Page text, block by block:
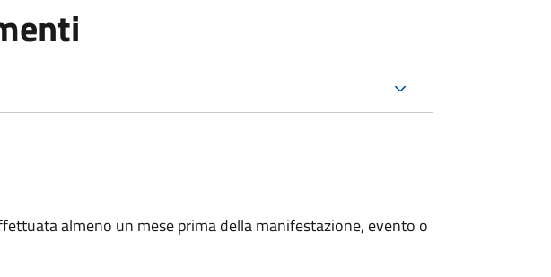
almeno un mese prima della manifestazione, evento o